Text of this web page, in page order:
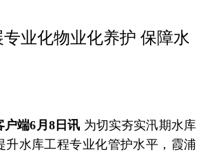
业化物业化养护 保障水
户端6月8日讯 为切实夯实汛期水库
升水库工程专业化管护水平，霞浦